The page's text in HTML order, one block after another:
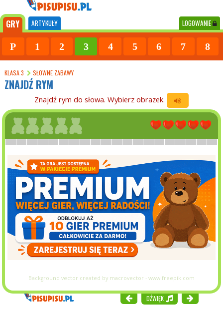
GRY ARTYKUŁY LOGOWANIE
P 1 2 3 4 5 6 7 8
KLASA 3 SŁOWNE ZABAWY
ZNAJDŹ RYM
Znajdź rym do słowa. Wybierz obrazek.
Background vector created by macrovector - www.freepik.com
DŹWIĘK